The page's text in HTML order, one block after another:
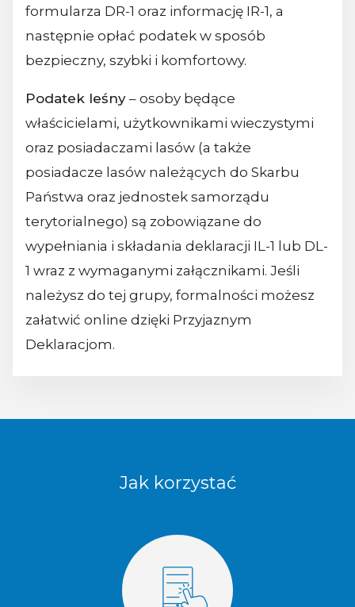
formularza DR-1 oraz informację IR-1, a
następnie opłać podatek w sposób
bezpieczny, szybki i komfortowy.
Podatek leśny – osoby będące
właścicielami, użytkownikami wieczystymi
oraz posiadaczami lasów (a także
posiadacze lasów należących do Skarbu
Państwa oraz jednostek samorządu
terytorialnego) są zobowiązane do
wypełniania i składania deklaracji IL-1 lub DL-
1 wraz z wymaganymi załącznikami. Jeśli
należysz do tej grupy, formalności możesz
załatwić online dzięki Przyjaznym
Deklaracjom.
Jak korzystać